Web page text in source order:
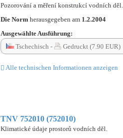
Pozorování a měření konstrukcí vodních děl.
Die Norm herausgegeben am 1.2.2004
Ausgewählte Ausführung:
Tschechisch -
Gedruckt (7.90 EUR)
Alle technischen Informationen anzeigen
TNV 752010 (752010)
Klimatické údaje prostorů vodních děl.